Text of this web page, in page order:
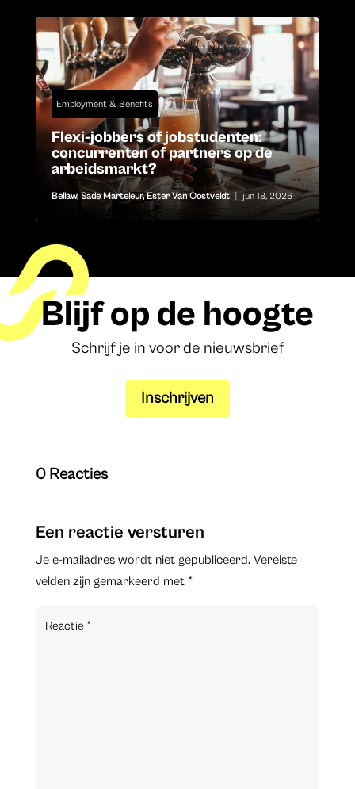
Employment & Benefits
Flexi-jobbers of jobstudenten:
concurrenten of partners op de
arbeidsmarkt?
Bellaw,Sade Marteleur,Ester Van Oostveldt jun 18, 2026
Blijf op de hoogte
Schrijf je in voor de nieuwsbrief
Inschrijven
0 Reacties
Een reactie versturen
Je e-mailadres wordt niet gepubliceerd. Vereiste
velden zijn gemarkeerd met *